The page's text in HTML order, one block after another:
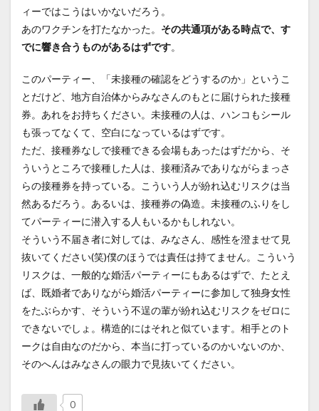
ィーではこうはいかないだろう。
あのワクチンを打たなかった。 その共通項がある時点で、す
でに響き合うものがあるはずです。
このパーティー、「未接種の確認をどうするのか」というこ
とだけど、地方自治体からみなさんのもとに届けられた接種
券。あれをお持ちください。未接種の人は、ハンコもシール
も張ってなくて、空白になっているはずです。
ただ、接種券なしで接種できる会場もあったはずだから、そ
ういうところで接種した人は、接種済みでありながらまっさ
らの接種券を持っている。こういう人が紛れ込むリスクは当
然あるだろう。あるいは、接種券の偽造。未接種のふりをし
てパーティーに潜入する人もいるかもしれない。
そういう不届き者に対しては、みなさん、感性を澄ませて見
抜いてください(笑)僕のほうでは責任は持てません。こういう
リスクは、一般的な婚活パーティーにもあるはずで、たとえ
ば、既婚者でありながら婚活パーティーに参加して独身女性
をたぶらかす、そういう不逞の輩が紛れ込むリスクをゼロに
できないでしょ。構造的にはそれと似ています。相手とのト
ークは自由なのだから、本当に打っているのかいないのか、
そのへんはみなさんの眼力で見抜いてください。
0